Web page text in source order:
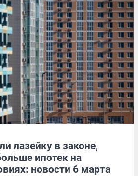
лазейку в законе,
ипотек на
новости 6 марта